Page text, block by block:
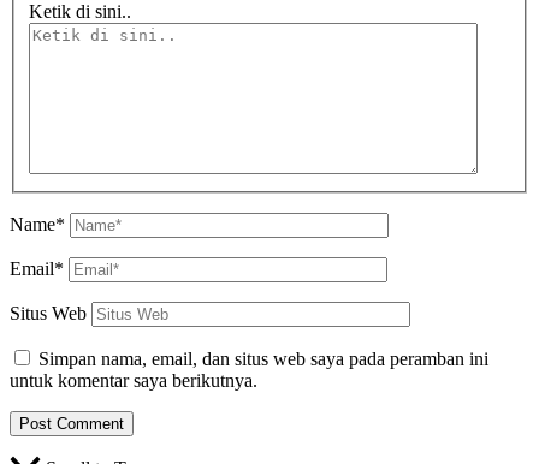
Ketik di sini..
Name*
Email*
Situs Web
Simpan nama, email, dan situs web saya pada peramban ini
untuk komentar saya berikutnya.